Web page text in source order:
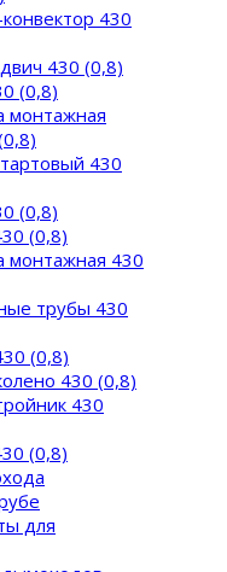
430
430 (0,8)
(0,8)
монтажная
430
(0,8)
(0,8)
монтажная 430
трубы 430
(0,8)
430 (0,8)
430
(0,8)
для